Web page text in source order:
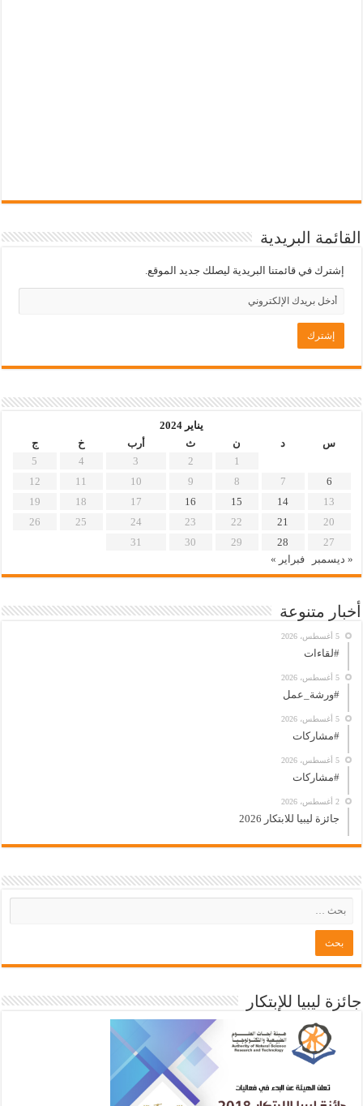
القائمة البريدية
إشترك في قائمتنا البريدية ليصلك جديد الموقع.
يناير 2024
س
د ن ث أرب خ
ج
1
2
3
4
5
6
7
8
9
10
11
12
13
14
15
16
17
18
19
20
21
22
23
24
25
26
27
28
29
30
31
« ديسمبر
فبراير »
أخبار متنوعة
5 أغسطس، 2026
#لقاءات
5 أغسطس، 2026
#ورشة_عمل
5 أغسطس، 2026
#مشاركات
5 أغسطس، 2026
#مشاركات
2 أغسطس، 2026
جائزة ليبيا للابتكار 2026
جائزة ليبيا للإبتكار